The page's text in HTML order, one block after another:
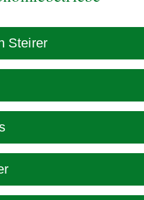
Steirer